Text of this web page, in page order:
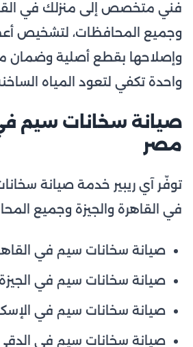
فني متخصص إلى منزلك في
وجميع المحافظات، لتشخيص
وإصلاحها بقطع أصلية وضمان
واحدة تكفي لتعود المياه
صيانة سخانات سيم
مصر
توفّر آي ريبير خدمة صيانة
في القاهرة والجيزة وجميع
صيانة سخانات سيم في
صيانة سخانات سيم في الجيزة
صيانة سخانات سيم في
صيانة سخانات سيم في